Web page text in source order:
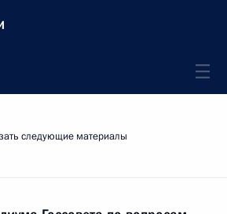
следующие материалы